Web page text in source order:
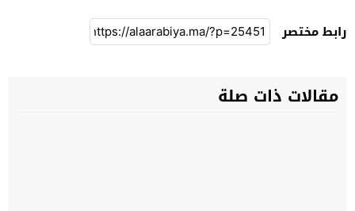
رابط مختصر
مقالات ذات صلة